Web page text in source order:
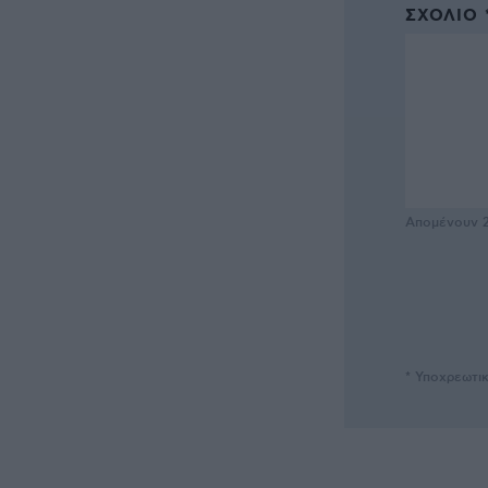
ΣΧΌΛΙΟ
Απομένουν
*